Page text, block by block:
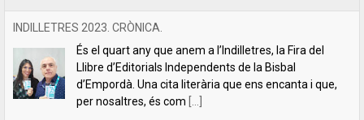
INDILLETRES 2023. CRÒNICA.
És el quart any que anem a l’Indilletres, la Fira del
Llibre d’Editorials Independents de la Bisbal
d’Empordà. Una cita literària que ens encanta i que,
per nosaltres, és com